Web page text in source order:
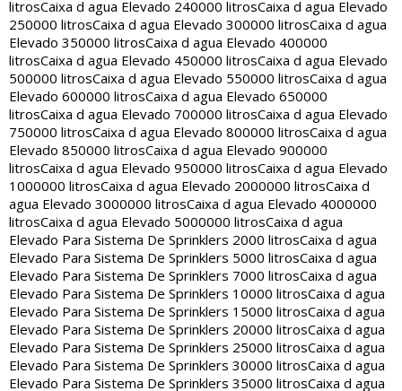
litrosCaixa d agua Elevado 240000 litrosCaixa d agua Elevado
250000 litrosCaixa d agua Elevado 300000 litrosCaixa d agua
Elevado 350000 litrosCaixa d agua Elevado 400000
litrosCaixa d agua Elevado 450000 litrosCaixa d agua Elevado
500000 litrosCaixa d agua Elevado 550000 litrosCaixa d agua
Elevado 600000 litrosCaixa d agua Elevado 650000
litrosCaixa d agua Elevado 700000 litrosCaixa d agua Elevado
750000 litrosCaixa d agua Elevado 800000 litrosCaixa d agua
Elevado 850000 litrosCaixa d agua Elevado 900000
litrosCaixa d agua Elevado 950000 litrosCaixa d agua Elevado
1000000 litrosCaixa d agua Elevado 2000000 litrosCaixa d
agua Elevado 3000000 litrosCaixa d agua Elevado 4000000
litrosCaixa d agua Elevado 5000000 litrosCaixa d agua
Elevado Para Sistema De Sprinklers 2000 litrosCaixa d agua
Elevado Para Sistema De Sprinklers 5000 litrosCaixa d agua
Elevado Para Sistema De Sprinklers 7000 litrosCaixa d agua
Elevado Para Sistema De Sprinklers 10000 litrosCaixa d agua
Elevado Para Sistema De Sprinklers 15000 litrosCaixa d agua
Elevado Para Sistema De Sprinklers 20000 litrosCaixa d agua
Elevado Para Sistema De Sprinklers 25000 litrosCaixa d agua
Elevado Para Sistema De Sprinklers 30000 litrosCaixa d agua
Elevado Para Sistema De Sprinklers 35000 litrosCaixa d agua